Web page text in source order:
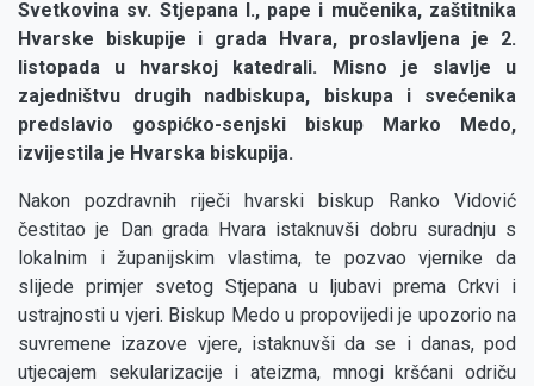
Svetkovina sv. Stjepana I., pape i mučenika, zaštitnika
Hvarske biskupije i grada Hvara, proslavljena je 2.
listopada u hvarskoj katedrali. Misno je slavlje u
zajedništvu drugih nadbiskupa, biskupa i svećenika
predslavio gospićko-senjski biskup Marko Medo,
izvijestila je Hvarska biskupija.
Nakon pozdravnih riječi hvarski biskup Ranko Vidović
čestitao je Dan grada Hvara istaknuvši dobru suradnju s
lokalnim i županijskim vlastima, te pozvao vjernike da
slijede primjer svetog Stjepana u ljubavi prema Crkvi i
ustrajnosti u vjeri. Biskup Medo u propovijedi je upozorio na
suvremene izazove vjere, istaknuvši da se i danas, pod
utjecajem sekularizacije i ateizma, mnogi kršćani odriču